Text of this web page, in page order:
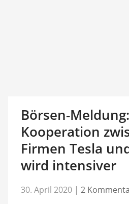
Börsen-Meldung:
Kooperation
Firmen Tesla
wird intensiver
30. April 2020 | 2